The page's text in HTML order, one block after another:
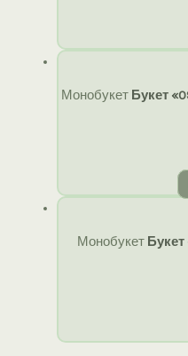
Монобукет Букет
Монобукет